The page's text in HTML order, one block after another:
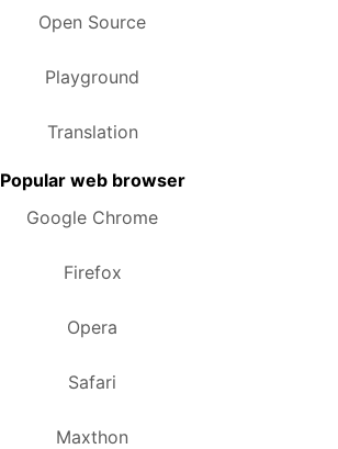
Open Source
Playground
Translation
Popular web browser
Google Chrome
Firefox
Opera
Safari
Maxthon